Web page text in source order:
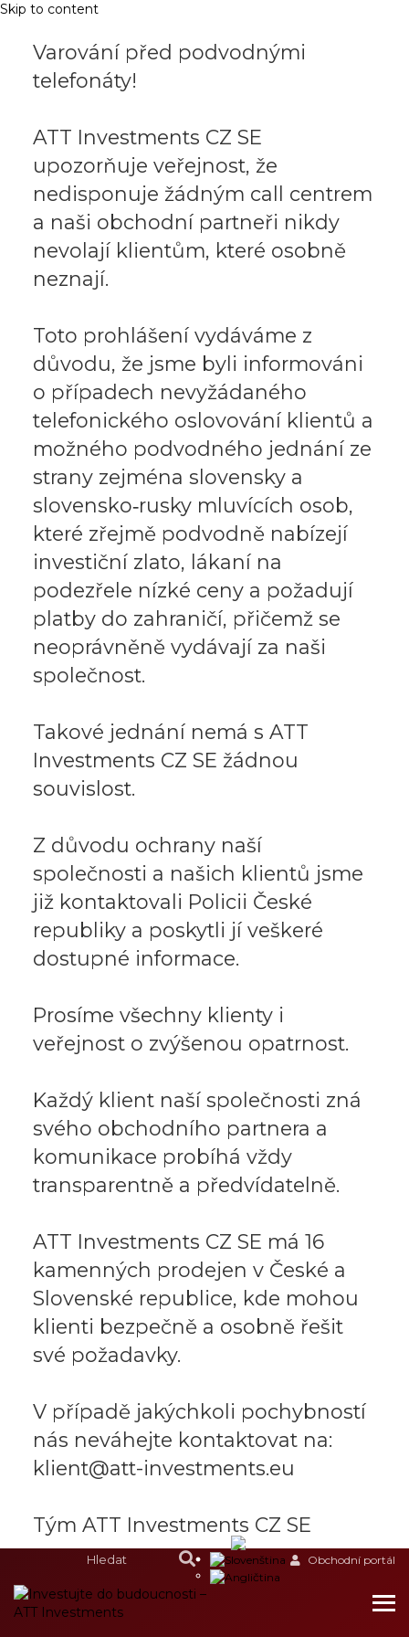
Skip to content
Varování před podvodnými
telefonáty!
ATT Investments CZ SE
upozorňuje veřejnost, že
nedisponuje žádným call centrem
a naši obchodní partneři nikdy
nevolají klientům, které osobně
neznají.
Toto prohlášení vydáváme z
důvodu, že jsme byli informováni
o případech nevyžádaného
telefonického oslovování klientů a
možného podvodného jednání ze
strany zejména slovensky a
slovensko‑rusky mluvících osob,
které zřejmě podvodně nabízejí
investiční zlato, lákaní na
podezřele nízké ceny a požadují
platby do zahraničí, přičemž se
neoprávněně vydávají za naši
společnost.
Takové jednání nemá s ATT
Investments CZ SE žádnou
souvislost.
Z důvodu ochrany naší
společnosti a našich klientů jsme
již kontaktovali Policii České
republiky a poskytli jí veškeré
dostupné informace.
Prosíme všechny klienty i
veřejnost o zvýšenou opatrnost.
Každý klient naší společnosti zná
svého obchodního partnera a
komunikace probíhá vždy
transparentně a předvídatelně.
ATT Investments CZ SE má 16
kamenných prodejen v České a
Slovenské republice, kde mohou
klienti bezpečně a osobně řešit
své požadavky.
V případě jakýchkoli pochybností
nás neváhejte kontaktovat na:
klient@att-investments.eu
Tým ATT Investments CZ SE
Obchodní portál